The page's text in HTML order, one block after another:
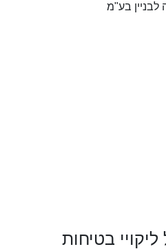
בע"מ
בטיחות